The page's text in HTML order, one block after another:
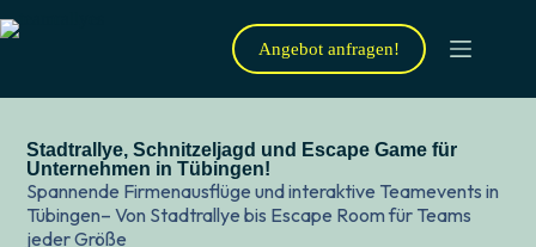
Angebot anfragen!
Stadtrallye, Schnitzeljagd und Escape Game für
Unternehmen in Tübingen!
Spannende Firmenausflüge und interaktive Teamevents in
Tübingen– Von Stadtrallye bis Escape Room für Teams
jeder Größe